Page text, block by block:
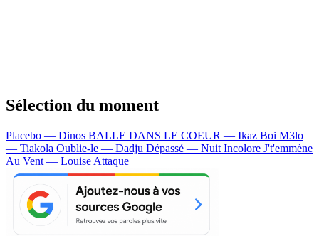
Sélection du moment
Placebo — Dinos BALLE DANS LE COEUR — Ikaz Boi M3lo
— Tiakola Oublie-le — Dadju Dépassé — Nuit Incolore J't'emmène
Au Vent — Louise Attaque